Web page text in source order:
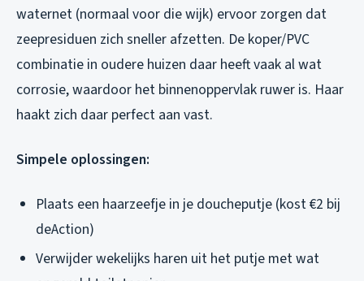
waternet (normaal voor die wijk) ervoor zorgen dat
zeepresiduen zich sneller afzetten. De koper/PVC
combinatie in oudere huizen daar heeft vaak al wat
corrosie, waardoor het binnenoppervlak ruwer is. Haar
haakt zich daar perfect aan vast.
Simpele oplossingen:
Plaats een haarzeefje in je doucheputje (kost €2 bij
deAction)
Verwijder wekelijks haren uit het putje met wat